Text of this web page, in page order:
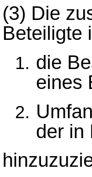
(3) Die
Beteiligte
die
eines
der in